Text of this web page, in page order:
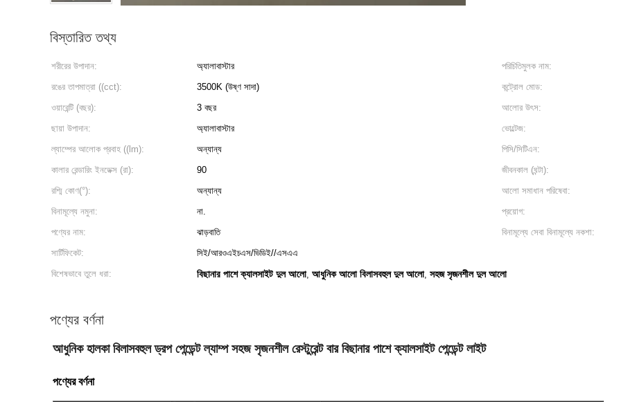
বিস্তারিত তথ্য
শরীরের উপাদান: অ্যালাবাস্টার পরিচিতিমুলক নাম:
রঙের তাপমাত্রা ((cct):
3500K (উষ্ণ সাদা) কন্ট্রোল মোড:
ওয়ারেন্টি (বছর):
3 বছর আলোর উৎস:
ছায়া উপাদান:
অ্যালাবাস্টার ভোল্টেজ:
ল্যাম্পের আলোক প্রবাহ ((lm):
অন্যান্য পিসি/সিটিএন:
কালার রেন্ডারিং ইনডেক্স (রা):
90 জীবনকাল (ঘন্টা):
রশ্মি কোণ(°):
অন্যান্য আলো সমাধান পরিষেবা:
বিনামূল্যে নমুনা:
না. প্রয়োগ:
পণ্যের নাম:
ঝাড়বাতি বিনামূল্যে সেবা বিনামূল্যে নকশা:
সার্টিফিকেট:
সিই/আরওএইচএস/ভিডিই//এসএএ
বিশেষভাবে তুলে ধরা:
বিছানার পাশে ক্যালসাইট দুল আলো, আধুনিক আলো বিলাসবহুল দুল আলো, সহজ সৃজনশীল দুল আলো
পণ্যের বর্ণনা
আধুনিক হালকা বিলাসবহুল ড্রপ পেন্ডেন্ট ল্যাম্প সহজ সৃজনশীল রেস্টুরেন্ট বার বিছানার পাশে ক্যালসাইট পেন্ডেন্ট লাইট
পণ্যের বর্ণনা